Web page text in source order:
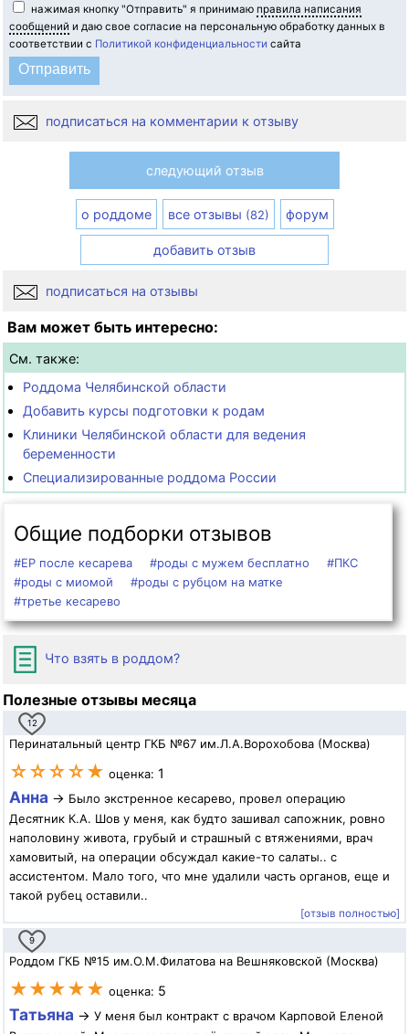
нажимая кнопку "Отправить" я принимаю правила написания
сообщений и даю свое согласие на персональную обработку данных в
соответствии с Политикой конфиденциальности сайта
подписаться на комментарии к отзыву
следующий отзыв
о роддоме все отзывы (82) форум
добавить отзыв
подписаться на отзывы
Вам может быть интересно:
См. также:
Роддома Челябинской области
Добавить курсы подготовки к родам
Клиники Челябинской области для ведения
беременности
Специализированные роддома России
Общие подборки отзывов
#ЕР после кесарева #роды с мужем бесплатно
#ПКС
#роды с миомой
#роды с рубцом на матке
#третье кесарево
Что взять в роддом?
Полезные отзывы месяца
12
Перинатальный центр ГКБ №67 им.Л.А.Ворохобова (Москва)
☆☆☆☆★ оценка: 1
Анна → Было экстренное кесарево, провел операцию
Десятник К.А. Шов у меня, как будто зашивал сапожник, ровно
наполовину живота, грубый и страшный с втяжениями, врач
хамовитый, на операции обсуждал какие-то салаты.. с
ассистентом. Мало того, что мне удалили часть органов, еще и
такой рубец оставили..
[отзыв полностью]
9
Роддом ГКБ №15 им.О.М.Филатова на Вешняковской (Москва)
★★★★★ оценка: 5
Татьяна → У меня был контракт с врачом Карповой Еленой